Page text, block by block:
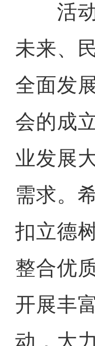
活动
未来、
全面发
会的成
业发展
需求。
扣立德
整合优
开展丰
动，大